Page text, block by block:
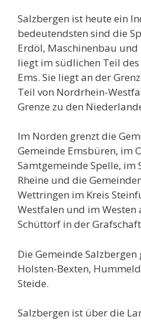
Salzbergen ist heute ein
bedeutendsten sind die
Erdöl, Maschinenbau und
liegt im südlichen Teil
Ems. Sie liegt an der
Teil von Nordrhein-
Grenze zu den
Im Norden grenzt die
Gemeinde Emsbüren, im
Samtgemeinde Spelle, im
Rheine und die
Wettringen im Kreis
Westfalen und im Westen
Schüttorf in der
Die Gemeinde
Holsten-Bexten,
Steide.
Salzbergen ist über die